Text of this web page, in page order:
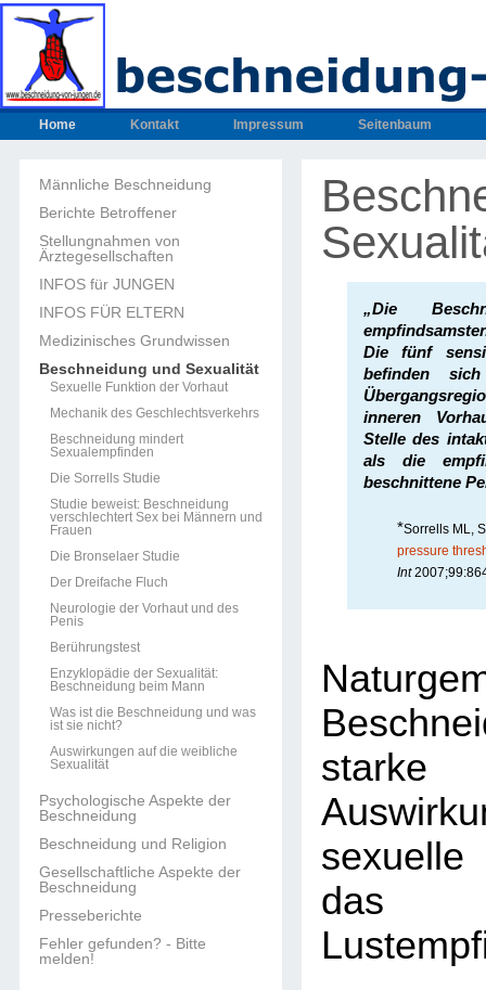
Home Kontakt Impressum Seitenbaum
Männliche Beschneidung
Berichte Betroffener
Stellungnahmen von
Ärztegesellschaften
INFOS für JUNGEN
INFOS FÜR ELTERN
Medizinisches Grundwissen
Beschneidung und Sexualität
Sexuelle Funktion der Vorhaut
Mechanik des Geschlechtsverkehrs
Beschneidung mindert
Sexualempfinden
Die Sorrells Studie
Studie beweist: Beschneidung
verschlechtert Sex bei Männern und
Frauen
Die Bronselaer Studie
Der Dreifache Fluch
Neurologie der Vorhaut und des
Penis
Berührungstest
Enzyklopädie der Sexualität:
Beschneidung beim Mann
Was ist die Beschneidung und was
ist sie nicht?
Auswirkungen auf die weibliche
Sexualität
Psychologische Aspekte der
Beschneidung
Beschneidung und Religion
Gesellschaftliche Aspekte der
Beschneidung
Presseberichte
Fehler gefunden? - Bitte
melden!
„Die
Die fünf
befinden
inneren
Stelle des
als die
beschnittene
*Sorrells ML,
pressure
Int
das